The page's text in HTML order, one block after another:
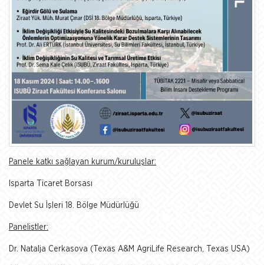
Panele katkı sağlayan kurum/kuruluşlar:
Isparta Ticaret Borsası
Devlet Su İşleri 18. Bölge Müdürlüğü
Panelistler:
Dr. Natalja Cerkasova (Texas A&M AgriLife Research, Texas USA)